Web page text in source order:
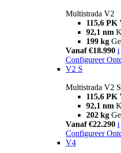
Multistrada V2
115,6 PK
92,1 nm
199 kg
Vanaf €18.990 i
Configureer
V2 S
Multistrada V2 S
115,6 PK
92,1 nm
202 kg
Vanaf €22.290 i
Configureer
V4